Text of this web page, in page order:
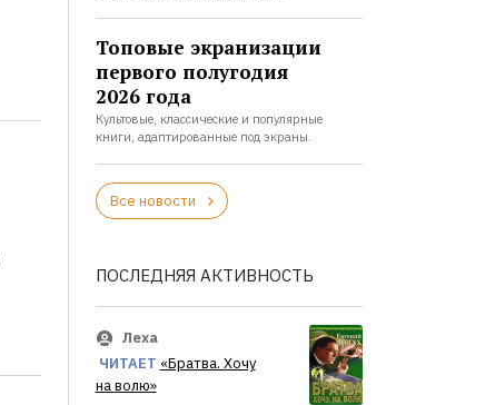
Топовые экранизации
первого полугодия
2026 года
Культовые, классические и популярные
книги, адаптированные под экраны.
Все новости
ПОСЛЕДНЯЯ АКТИВНОСТЬ
Леха
ЧИТАЕТ «Братва. Хочу
на волю»